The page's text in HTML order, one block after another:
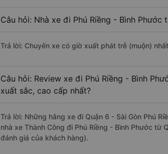
Câu hỏi: Nhà xe đi Phú Riềng - Bình
Trả lời: Chuyến xe có giờ xuất phát trễ (muộn)
Câu hỏi: Review xe đi Phú Riềng - Bình
xuất sắc, cao cấp nhất?
Trả lời: Những hãng xe đi Quận 6 - Sài Gòn Phú
nhà xe Thành Công đi Phú Riềng - Bình Phước
đánh giá của khách hàng).